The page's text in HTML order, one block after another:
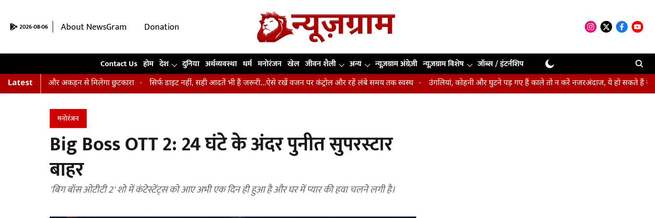
2026-08-06 About NewsGram
Donation
Contact Us होम देश दुनिया अर्थव्यवस्था धर्म मनोरंजन खेल जीवन शैली अन्य न्यूज़ग्राम अंग्रेज़ी न्यूज़ग्राम विशेष जॉब्स / इंटर्नशिप
Latestऔर अकड़न से मिलेगा छुटकारा सिर्फ डाइट नहीं, सही आदतें भी हैं जरूरी...ऐसे रखें वजन पर कंट्रोल और रहें लंबे समय तक स्वस्थ उंगलियां, कोहनी और घुटने पड़ गए हैं काले तो न करें नजरअंदाज, ये हो सकते हैं संकेत
मनोरंजन
Big Boss OTT 2: 24 घंटे के अंदर पुनीत सुपरस्टार
बाहर
'बिग बॉस ओटीटी 2' शो में कंटेस्टेंट्स को आए अभी एक दिन ही हुआ है और घर में प्यार की हवा चलने लगी है।